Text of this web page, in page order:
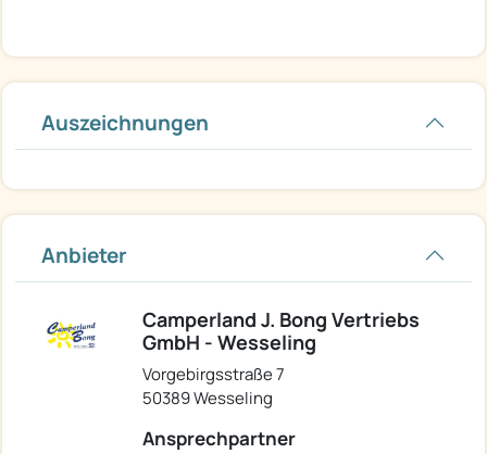
Auszeichnungen
Anbieter
Camperland J. Bong Vertriebs
GmbH - Wesseling
Vorgebirgsstraße 7
50389 Wesseling
Ansprechpartner